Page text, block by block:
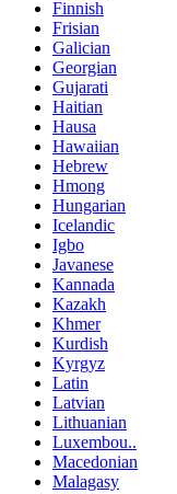
Finnish
Frisian
Galician
Georgian
Gujarati
Haitian
Hausa
Hawaiian
Hebrew
Hmong
Hungarian
Icelandic
Igbo
Javanese
Kannada
Kazakh
Khmer
Kurdish
Kyrgyz
Latin
Latvian
Lithuanian
Luxembou..
Macedonian
Malagasy